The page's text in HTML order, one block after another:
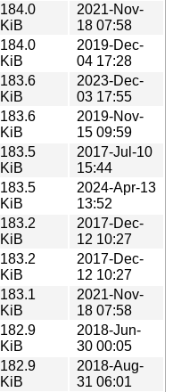
184.0
KiB
2021-Nov-
18 07:58
184.0
KiB
2019-Dec-
04 17:28
183.6
KiB
2023-Dec-
03 17:55
183.6
KiB
2019-Nov-
15 09:59
183.5
KiB
2017-Jul-10
15:44
183.5
KiB
2024-Apr-13
13:52
183.2
KiB
2017-Dec-
12 10:27
183.2
KiB
2017-Dec-
12 10:27
183.1
KiB
2021-Nov-
18 07:58
182.9
KiB
2018-Jun-
30 00:05
182.9
KiB
2018-Aug-
31 06:01